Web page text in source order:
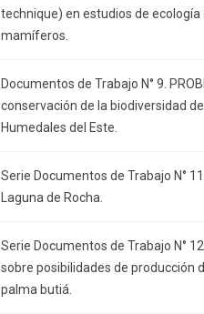
technique) en estudios de ecología
mamíferos.
Documentos de Trabajo N° 9.
conservación de la biodiversidad
Humedales del Este.
Serie Documentos de Trabajo N°
Laguna de Rocha.
Serie Documentos de Trabajo N°
sobre posibilidades de producción
palma butiá.